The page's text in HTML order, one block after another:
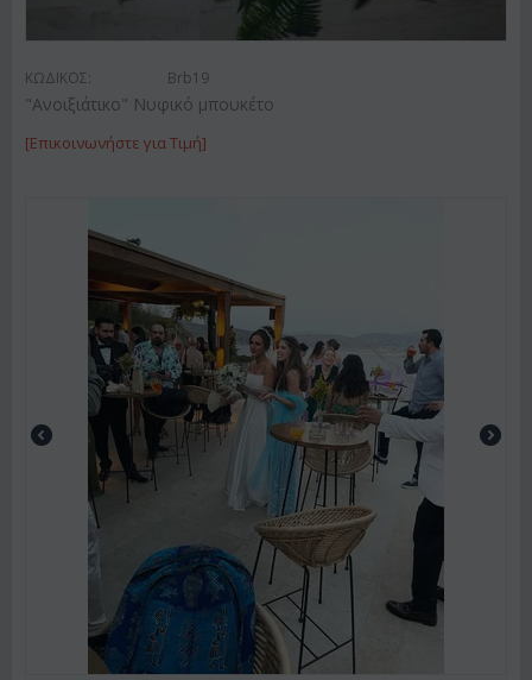
ΚΩΔΙΚΟΣ: Brb19
"Ανοιξιάτικο" Νυφικό μπουκέτο
[Επικοινωνήστε για Τιμή]